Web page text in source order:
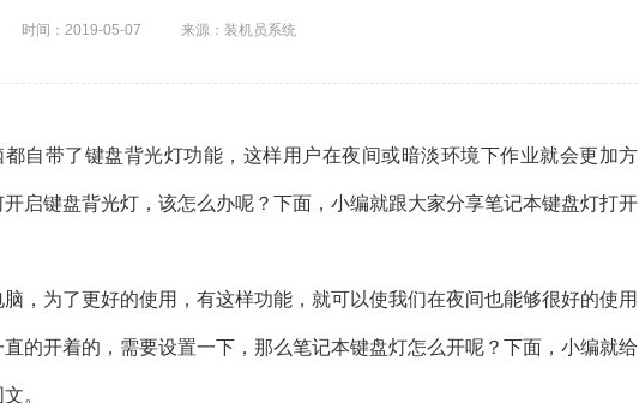
时间：2019-05-07 来源：装机员系统
自带了键盘背光灯功能，这样用户在夜间或暗淡环境下作业就会更加方
启键盘背光灯，该怎么办呢？下面，小编就跟大家分享笔记本键盘灯打开
，为了更好的使用，有这样功能，就可以使我们在夜间也能够很好的使用
的开着的，需要设置一下，那么笔记本键盘灯怎么开呢？下面，小编就给
。